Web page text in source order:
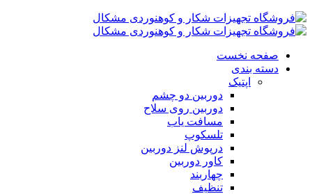
صفحه نخست
دسته بندی
اپتیک
دوربین دو چشم
دوربین روی سلاح
مسافت یاب
تلسکوپ
درپوش لنز دوربین
کاور دوربین
چهاربند
تنظیف